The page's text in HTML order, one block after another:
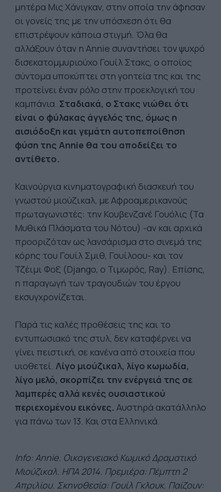
μητέρα Μις Χάνιγκαν, στην οποία την άφησαν
οι γονείς της με την υπόσχεση ότι θα
επιστρέψουν κάποια στιγμή. Όλα θα
αλλάξουν όταν η Annie συναντήσει τον ψυχρό
δισεκατομμυριούχο Γουίλ Στακς, ο οποίος
σύντομα υποκύπτει στη γοητεία της και της
προτείνει έναν ρόλο στην προεκλογική του
καμπάνια. Σταδιακά, ο Στακς νιώθει ότι
είναι ο φύλακας άγγελός της, όμως η
αισιόδοξη και γεμάτη αυτοπεποίθηση
φύση της Annie θα του αποδείξει το
αντίθετο.
Καινούργια κινηματογραφική διασκευή του
γνωστού μιούζικαλ, με Αφροαμερικανούς
πρωταγωνιστές: την Κουβενζανέ Γουόλις (Τα
Μυθικά Πλάσματα του Νότου) -αν και αρχικά
προοριζόταν ως λανσάρισμα στο σινεμά της
κόρης του Γουίλ Σμιθ, Γουίλοου- και τον
Τζέιμι Φοξ (Django, ο Τιμωρός, Ray). Επίσης,
η παραγωγή των τραγουδιών του έργου
εκσυγχρονίζεται.
Παρά τις καλές προθέσεις της και το
εντυπωσιακό της στυλ, δεν καταφέρνει να
γίνει πειστική, σε κανένα από στοιχεία που
υιοθετεί. Λίγο μιούζικαλ, λίγο κωμωδία,
λίγο μελό, σκορπίζει την ενέργειά της σε
λαμπερές αλλά κενές ουσιαστικού
περιεχομένου εικόνες. Αυστηρά ακατάλληλο
για πάνω των 13. Και στα Ελληνικά.
Ιnfo: Annie. Οικογενειακό Κωμικό Δραματικό
Μιούζικαλ. ΗΠΑ 2014. Πρεμιέρα: Πέμπτη 2
Απριλίου. Σκηνοθεσία: Γουίλ Γκλουκ. Παίζουν: